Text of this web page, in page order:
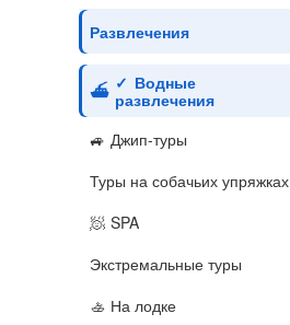
Развлечения
Водные
развлечения
Джип-туры
Туры на собачьих упряжках
SPA
Экстремальные туры
На лодке